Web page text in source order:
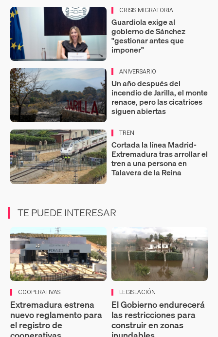
CRISIS MIGRATORIA
Guardiola exige al
gobierno de Sánchez
"gestionar antes que
imponer"
ANIVERSARIO
Un año después del
incendio de Jarilla, el monte
renace, pero las cicatrices
siguen abiertas
TREN
Cortada la línea Madrid-
Extremadura tras arrollar el
tren a una persona en
Talavera de la Reina
TE PUEDE INTERESAR
COOPERATIVAS
Extremadura estrena
nuevo reglamento para
el registro de
LEGISLACIÓN
El Gobierno endurecerá
las restricciones para
construir en zonas